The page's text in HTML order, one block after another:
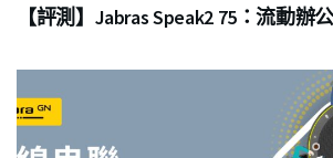
【評測】Jabras Speak2 75：流動辦